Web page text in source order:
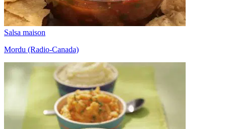
Salsa maison
Mordu (Radio-Canada)